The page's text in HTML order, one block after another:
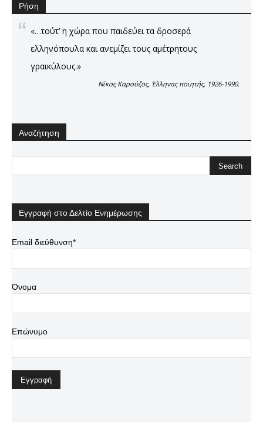
Ρήση
«…τούτ’ η χώρα που παιδεύει τα δροσερά
ελληνόπουλα και ανεμίζει τους αμέτρητους
γραικύλους.»
Νίκος Καρούζος, Έλληνας ποιητής, 1926-1990.
Αναζήτηση
Εγγραφή στο Δελτίο Ενημέρωσης
Email διεύθυνση*
Όνομα
Επώνυμο